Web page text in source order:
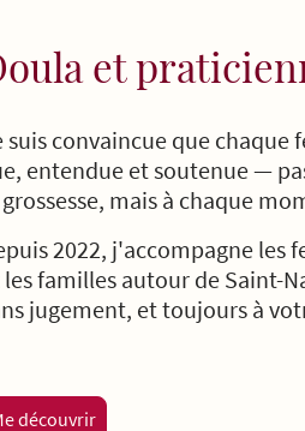
et
suis convaincue que
entendue et soutenue —
mais à chaque
2022, j'accompagne les
les familles autour de Saint-
jugement, et toujours à
découvrir